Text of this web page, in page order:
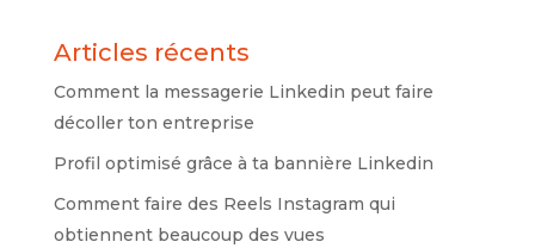
Articles récents
Comment la messagerie Linkedin peut faire
décoller ton entreprise
Profil optimisé grâce à ta bannière Linkedin
Comment faire des Reels Instagram qui
obtiennent beaucoup des vues